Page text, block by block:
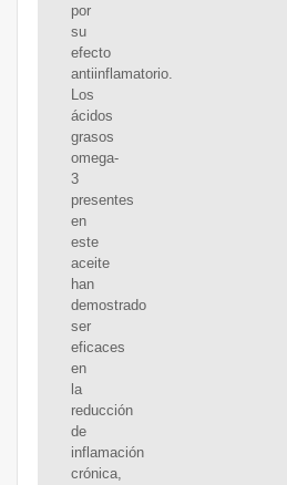
por
su
efecto
antiinflamatorio.
Los
ácidos
grasos
omega-
3
presentes
en
este
aceite
han
demostrado
ser
eficaces
en
la
reducción
de
inflamación
crónica,